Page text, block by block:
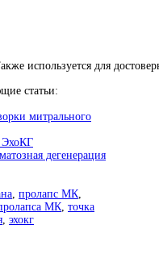
используется для
статьи:
митрального
ЭхоКГ
дегенерация
пролапс МК
МК точка
эхокг